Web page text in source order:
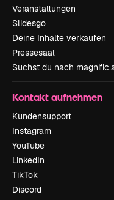
Veranstaltungen
Slidesgo
Deine Inhalte verkaufen
Pressesaal
Suchst du nach
Kontakt aufnehmen
Kundensupport
Instagram
YouTube
LinkedIn
TikTok
Discord